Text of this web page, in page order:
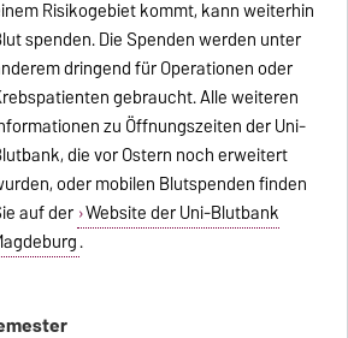
Risikogebiet kommt, kann weiterhin
spenden. Die Spenden werden unter
dringend für Operationen oder
gebraucht. Alle weiteren
zu Öffnungszeiten der Uni-
die vor Ostern noch erweitert
oder mobilen Blutspenden finden
auf der Website der Uni-Blutbank
.